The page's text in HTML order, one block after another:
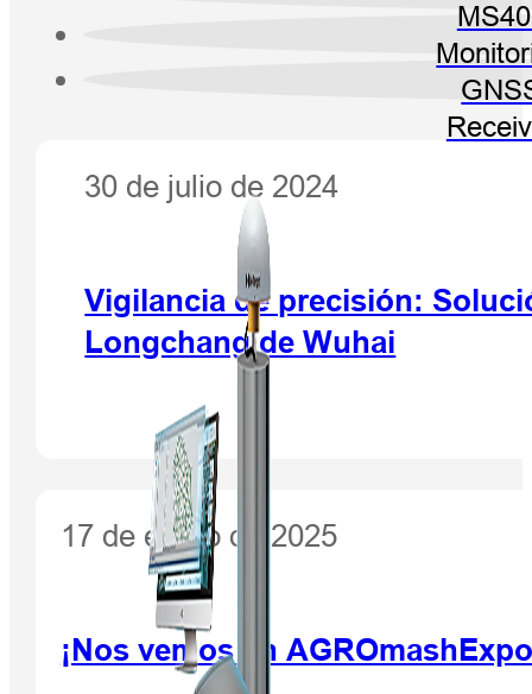
30 de julio de 2024
Vigilancia de precisión:
Longchang de Wuhai
17 de enero de 2025
¡Nos vemos en